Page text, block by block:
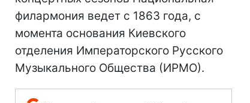
филармония ведет с 1863 года, с
момента основания Киевского
отделения Императорского Русского
Музыкального Общества (ИРМО).